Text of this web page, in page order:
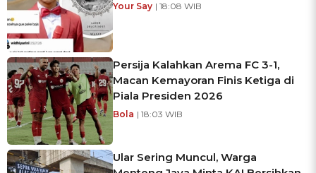
Your Say | 18:08 WIB
Persija Kalahkan Arema FC 3-1,
Macan Kemayoran Finis Ketiga di
Piala Presiden 2026
Bola | 18:03 WIB
Ular Sering Muncul, Warga